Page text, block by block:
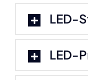
LED-
LED-